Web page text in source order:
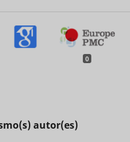
0
autor(es)